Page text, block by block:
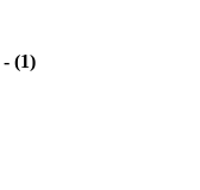
- (1)